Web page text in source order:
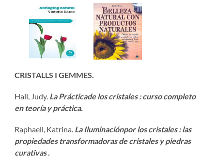
CRISTALLS I GEMMES.
Hall, Judy. La Prácticade los cristales : curso completo
en teoría y práctica.
Raphaell, Katrina. La Iluminaciónpor los cristales : las
propiedades transformadoras de cristales y piedras
curativas .